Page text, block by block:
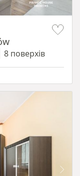
8 поверхів